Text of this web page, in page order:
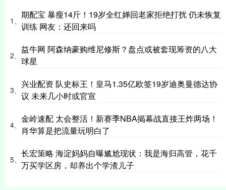
1、
期配宝 暴瘦14斤！19岁全红婵回老家拒绝打扰 仍未恢复
训练 网友：还回来吗
2、
益牛网 阿森纳豪购维尼修斯？盘点或被套现筹资的八大
球星
3、
兴业配资 队史标王！皇马1.35亿欧签19岁迪奥曼德达协
议 未来几小时或官宣
4、
金岭速配 太会整活！新赛季NBA揭幕战直接王炸两场！
肖华算是把流量玩明白了
5、
长宏策略 海淀妈妈自曝尴尬现状：我是海归高管，花千
万买学区房，却养出个学渣儿子